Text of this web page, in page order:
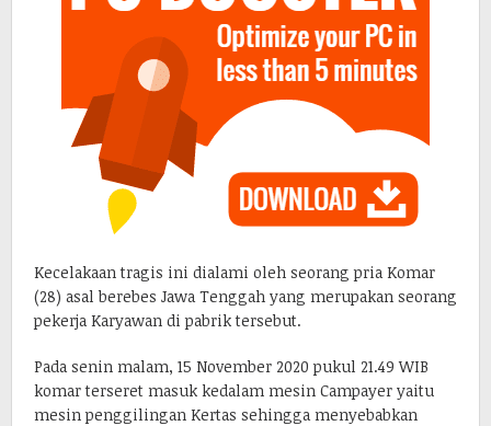
Kecelakaan tragis ini dialami oleh seorang pria Komar
(28) asal berebes Jawa Tenggah yang merupakan seorang
pekerja Karyawan di pabrik tersebut.
Pada senin malam, 15 November 2020 pukul 21.49 WIB
komar terseret masuk kedalam mesin Campayer yaitu
mesin penggilingan Kertas sehingga menyebabkan